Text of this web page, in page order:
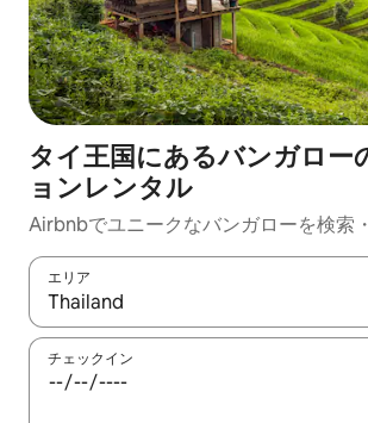
タイ王国にあるバンガロー
ョンレンタル
Airbnbでユニークなバンガローを検索
エリア
検索結果が表示されたら、上下の矢印キ
チェックイン